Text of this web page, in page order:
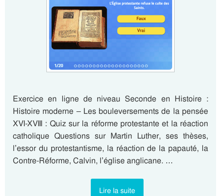
Exercice en ligne de niveau Seconde en Histoire :
Histoire moderne – Les bouleversements de la pensée
XVI-XVIII : Quiz sur la réforme protestante et la réaction
catholique Questions sur Martin Luther, ses thèses,
l’essor du protestantisme, la réaction de la papauté, la
Contre-Réforme, Calvin, l’église anglicane. …
Lire la suite